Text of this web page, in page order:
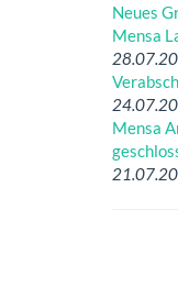
Neues
Mensa
Mensa